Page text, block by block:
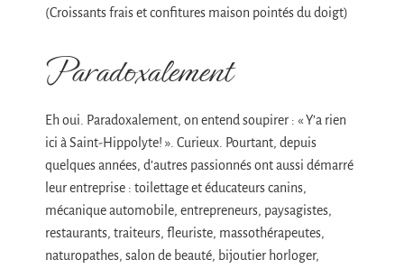
(Croissants frais et confitures maison pointés du doigt)
Paradoxalement
Eh oui. Paradoxalement, on entend soupirer : « Y’a rien
ici à Saint-Hippolyte! ». Curieux. Pourtant, depuis
quelques années, d’autres passionnés ont aussi démarré
leur entreprise : toilettage et éducateurs canins,
mécanique automobile, entrepreneurs, paysagistes,
restaurants, traiteurs, fleuriste, massothérapeutes,
naturopathes, salon de beauté, bijoutier horloger,